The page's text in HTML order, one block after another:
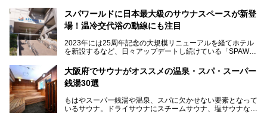
本記事では、そんなリニューアル後の注目ポイントを詳しく
紹介します。これから「鶴見緑地湯元水春」に訪れる方や、
い。
利用できる「神州温泉 あるごの湯」です。
あるごの湯は、大阪府豊中市にある日帰り温浴施設で、阪急
チムジルバン（岩盤浴）を中心に、発汗・リラックス・漫画
タイムまで満喫できる長時間滞在型の施設なので、一日中ゆ
る迫力ある熱波パフォーマンスも毎日行われており、“とと
のう”体験をしっかり楽しめるのもポイントです。
ケやボウリングといった遊び場もあり、友人同士やカップル
で“遊び+癒し”の一日を過ごすのにもぴったり。
スパワールドに日本最大級のサウナスペースが新登
場！温冷交代浴の動線にも注目
2023年には25周年記念の大規模リニューアルを経てホテル
を新設するなど、日々アップデートし続けている「SPAWO
そんなスパワールドが2025年11月15日（土）に、新たな浴
室や日本最大級140人収容の大規模サウナを携えてリニュー
アルオープン！浴室である4F・6Fそれぞれにリニューアル
大規模リニューアルの全容を確認すべく、リニューアルプレ
オープンイベントに行ってきました！今回はそのリニューア
大阪府でサウナがオススメの温泉・スパ・スーパー
銭湯30選
もはやスーパー銭湯や温泉、スパに欠かせない要素となって
いるサウナ。ドライサウナにスチームサウナ、塩サウナな